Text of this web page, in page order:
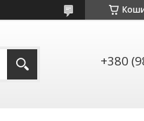
+380